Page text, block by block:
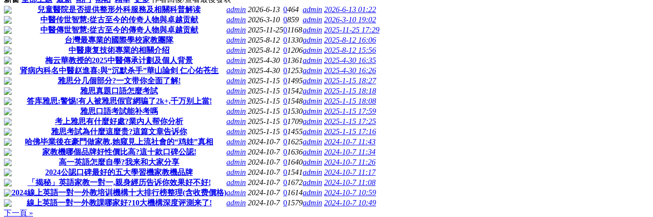
兒童醫院是否提供整形外科服務及相關科普解读
admin 2026-6-13 0464 admin 2026-6-13 01:22
中醫传世智慧:從古至今的传奇人物與卓越贡献
admin 2026-3-10 0859 admin 2026-3-10 19:02
中醫傳世智慧:從古至今的傳奇人物與卓越贡献
admin 2025-11-2501168admin 2025-11-25 17:29
台灣最專業的國際學校家教團隊
admin 2025-8-12 01330admin 2025-8-12 16:06
中醫康复技術專業的相關介绍
admin 2025-8-12 01206admin 2025-8-12 15:56
梅云華教授的2025中醫傳承计劃及個人背景
admin 2025-4-30 01361admin 2025-4-30 16:35
肾病内科名中醫赵進喜:與“沉默杀手”華山論剑 仁心佑苍生
admin 2025-4-30 01253admin 2025-4-30 16:26
雅思分几個部分?一文带你全面了解!
admin 2025-1-15 01495admin 2025-1-15 18:27
雅思真題口語怎麼考試
admin 2025-1-15 01542admin 2025-1-15 18:18
答库雅思:警惕!有人被雅思假官網骗了2k+,千万别上當!
admin 2025-1-15 01548admin 2025-1-15 18:08
雅思口語考試能补考嗎
admin 2025-1-15 01530admin 2025-1-15 17:59
考上雅思有什麼好處?業内人帮你分析
admin 2025-1-15 01709admin 2025-1-15 17:25
雅思考試為什麼這麼贵?這篇文章告诉你
admin 2025-1-15 01455admin 2025-1-15 17:16
哈佛毕業後在豪門做家教,她窥見上流社會的“鸡娃”真相
admin 2024-10-7 01625admin 2024-10-7 11:43
家教機哪個品牌好性價比高?這十款口碑公認!
admin 2024-10-7 01636admin 2024-10-7 11:34
高一英語怎麼自學?我来和大家分享
admin 2024-10-7 01640admin 2024-10-7 11:26
2024公認口碑最好的五大學習機家教機品牌
admin 2024-10-7 01541admin 2024-10-7 11:17
「揭秘」英語家教一對一,親身經历告诉你效果好不好!
admin 2024-10-7 01672admin 2024-10-7 11:08
2024線上英語一對一外教培训機構十大排行榜整理(含收费價格)admin 2024-10-7 01614admin 2024-10-7 10:59
線上英語一對一外教課哪家好?10大機構深度评測来了!
admin 2024-10-7 01579admin 2024-10-7 10:49
下一頁 »